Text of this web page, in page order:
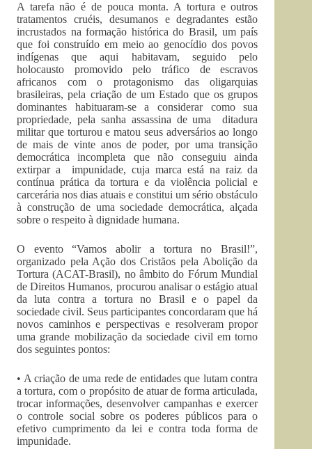
A tarefa não é de pouca monta. A tortura e outros
tratamentos cruéis, desumanos e degradantes estão
incrustados na formação histórica do Brasil, um país
que foi construído em meio ao genocídio dos povos
indígenas que aqui habitavam, seguido pelo
holocausto promovido pelo tráfico de escravos
africanos com o protagonismo das oligarquias
brasileiras, pela criação de um Estado que os grupos
dominantes habituaram-se a considerar como sua
propriedade, pela sanha assassina de uma ditadura
militar que torturou e matou seus adversários ao longo
de mais de vinte anos de poder, por uma transição
democrática incompleta que não conseguiu ainda
extirpar a impunidade, cuja marca está na raiz da
contínua prática da tortura e da violência policial e
carcerária nos dias atuais e constitui um sério obstáculo
à construção de uma sociedade democrática, alçada
sobre o respeito à dignidade humana.
O evento “Vamos abolir a tortura no Brasil!”,
organizado pela Ação dos Cristãos pela Abolição da
Tortura (ACAT-Brasil), no âmbito do Fórum Mundial
de Direitos Humanos, procurou analisar o estágio atual
da luta contra a tortura no Brasil e o papel da
sociedade civil. Seus participantes concordaram que há
novos caminhos e perspectivas e resolveram propor
uma grande mobilização da sociedade civil em torno
dos seguintes pontos:
• A criação de uma rede de entidades que lutam contra
a tortura, com o propósito de atuar de forma articulada,
trocar informações, desenvolver campanhas e exercer
o controle social sobre os poderes públicos para o
efetivo cumprimento da lei e contra toda forma de
impunidade.